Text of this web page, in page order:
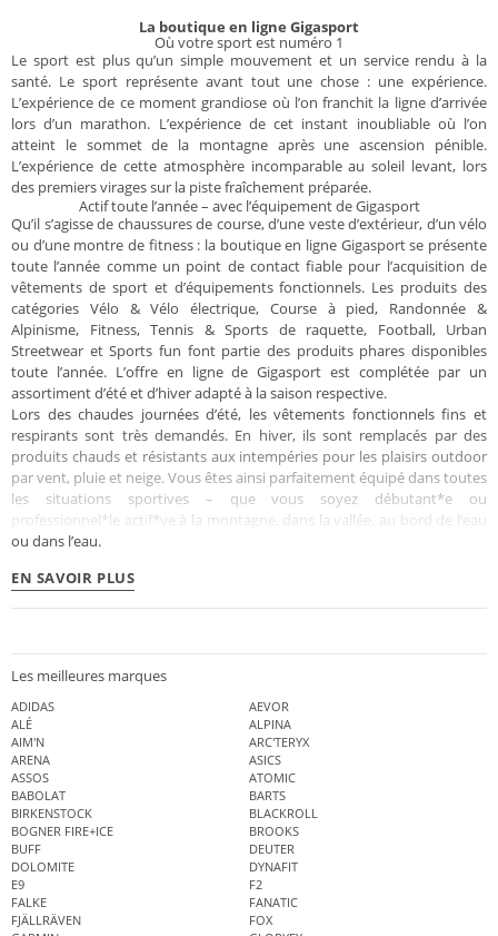
La boutique en ligne Gigasport
Où votre sport est numéro 1
Le sport est plus qu’un simple mouvement et un service rendu à la
santé. Le sport représente avant tout une chose : une expérience.
L’expérience de ce moment grandiose où l’on franchit la ligne d’arrivée
lors d’un marathon. L’expérience de cet instant inoubliable où l’on
atteint le sommet de la montagne après une ascension pénible.
L’expérience de cette atmosphère incomparable au soleil levant, lors
des premiers virages sur la piste fraîchement préparée.
Actif toute l’année – avec l’équipement de Gigasport
Qu’il s’agisse de chaussures de course, d’une veste d’extérieur, d’un vélo
ou d’une montre de fitness : la boutique en ligne Gigasport se présente
toute l’année comme un point de contact fiable pour l’acquisition de
vêtements de sport et d’équipements fonctionnels. Les produits des
catégories Vélo & Vélo électrique, Course à pied, Randonnée &
Alpinisme, Fitness, Tennis & Sports de raquette, Football, Urban
Streetwear et Sports fun font partie des produits phares disponibles
toute l’année. L’offre en ligne de Gigasport est complétée par un
assortiment d’été et d’hiver adapté à la saison respective.
Lors des chaudes journées d’été, les vêtements fonctionnels fins et
respirants sont très demandés. En hiver, ils sont remplacés par des
produits chauds et résistants aux intempéries pour les plaisirs outdoor
par vent, pluie et neige. Vous êtes ainsi parfaitement équipé dans toutes
les situations sportives – que vous soyez débutant*e ou
professionnel*le actif*ve à la montagne, dans la vallée, au bord de l’eau
ou dans l’eau.
EN SAVOIR PLUS
Les meilleures marques
ADIDAS
AEVOR
ALÉ
ALPINA
AIM'N
ARC'TERYX
ARENA
ASICS
ASSOS
ATOMIC
BABOLAT
BARTS
BIRKENSTOCK
BLACKROLL
BOGNER FIRE+ICE
BROOKS
BUFF
DEUTER
DOLOMITE
DYNAFIT
E9
F2
FALKE
FANATIC
FJÄLLRÄVEN
FOX